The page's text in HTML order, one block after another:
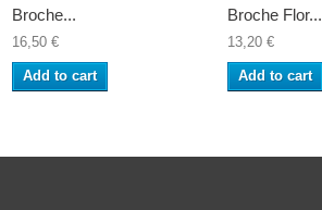
Broche...
16,50 €
Add to cart
Broche Flor...
13,20 €
Add to cart